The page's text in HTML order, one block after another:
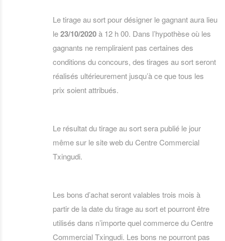
Le tirage au sort pour désigner le gagnant aura lieu
le23/10/2020à 12 h 00. Dans l’hypothèse où les
gagnants ne rempliraient pas certaines des
conditions du concours, des tirages au sort seront
réalisés ultérieurement jusqu’à ce que tous les
prix soient attribués.
Le résultat du tirage au sort sera publié le jour
même sur le site web du Centre Commercial
Txingudi.
Les bons d’achat seront valables trois mois à
partir de la date du tirage au sort et pourront être
utilisés dans n’importe quel commerce du Centre
Commercial Txingudi. Les bons ne pourront pas